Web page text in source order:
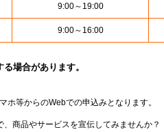
9:00～19:00
9:00～16:00
場合があります。
等からのWebでの申込みとなります。
商品やサービスを宣伝してみませんか？